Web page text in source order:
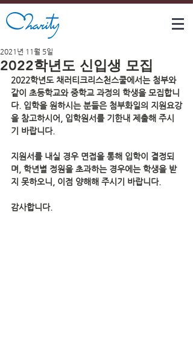
2022학년도 신입생 모집
2021년 11월 5일
2022학년도 채러티크리스천스쿨에서는 첨부와
같이 초등학교와 중학교 과정의 학생을 모집합니
다. 입학을 원하시는 분들은 첨부화일의 지원요강
을 참고하시어, 입학원서를 기한내 제출해 주시
기 바랍니다.
지원서를 내실 경우 면접을 통해 입학이 결정되
며, 학년별 정원을 초과하는 경우에는 학생을 받
지 못하오니, 이점 양해해 주시기 바랍니다.
감사합니다.